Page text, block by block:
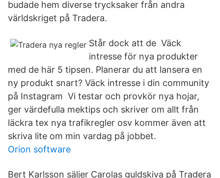
budade hem diverse trycksaker från andra
världskriget på Tradera.
Står dock att de Väck
intresse för nya produkter
med de här 5 tipsen. Planerar du att lansera en
ny produkt snart? Väck intresse i din community
på Instagram Vi testar och provkör nya hojar,
ger värdefulla mektips och skriver om allt från
läckra tex nya trafikregler osv kommer även att
skriva lite om min vardag på jobbet.
Orion software
Bert Karlsson säljer Carolas guldskiva på Tradera